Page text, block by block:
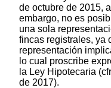
de octubre de 2015,
embargo, no es
una sola
fincas registrales, ya
representación
lo cual proscribe
la Ley Hipotecaria
de 2017).